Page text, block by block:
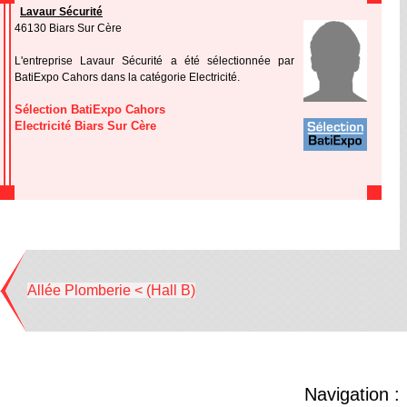
Lavaur Sécurité
46130 Biars Sur Cère
L'entreprise Lavaur Sécurité a été sélectionnée par
BatiExpo Cahors dans la catégorie Electricité.
Sélection BatiExpo Cahors
Electricité Biars Sur Cère
Allée Plomberie < (Hall B)
Navigation :